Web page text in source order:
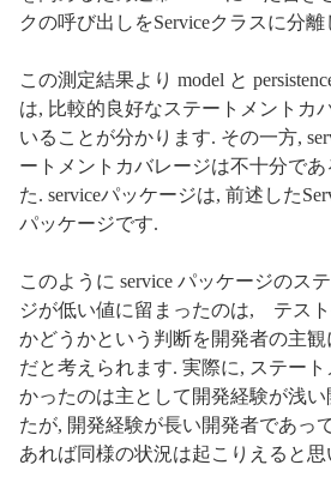
クの呼び出しをServiceクラスに分
この測定結果より model と
は, 比較的良好なステートメントカ
いることが分かります. その一方,
ートメントカバレージは不十分で
た. serviceパッケージは, 前述した
パッケージです.
このように service パッケージのス
ジが低い値に留まったのは, テス
かどうかという判断を開発者の主
だと考えられます. 実際に, ステー
かったのは主として開発経験が浅
たが, 開発経験が長い開発者であっ
あれば同様の状況は起こりえると思